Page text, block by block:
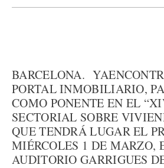
BARCELONA.
PORTAL INMOBILIARIO,
COMO PONENTE EN EL
SECTORIAL SOBRE
QUE TENDRÁ LUGAR EL
MIÉRCOLES 1 DE MARZO,
AUDITORIO GARRIGUES